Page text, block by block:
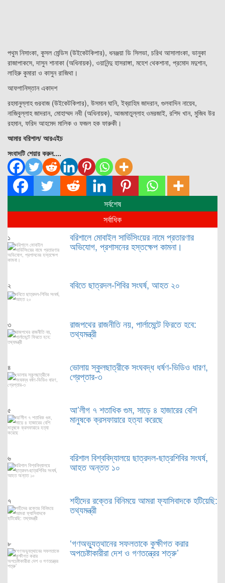
পথুম নিসাংকা, কুসল মেন্ডিস (উইকেটকিপার), ধনঞ্জয়া ডি সিলভা, চরিথ আসালাংকা, ভানুকা
রাজাপাকসে, দাসুন শানাকা (অধিনায়ক), ওয়ানিন্দু হাসরাঙ্গা, মহেশ থেকশানা, প্রমোদ মদুশান,
লাহিরু কুমারা ও কাসুন রাজিথা।
আফগানিস্তান একাদশ
রহমানুল্লাহ গুরবাজ (উইকেটকিপার), উসমান ঘানি, ইব্রাহিম জাদরান, গুলবাদিন নায়েব,
নাজিবুল্লাহ জাদরান, মোহাম্মদ নবী (অধিনায়ক), আজমাতুল্লাহ ওমরজাই, রশিদ খান, মুজিব উর
রহমান, ফরিদ আহমেদ মালিক ও ফজল হক ফারুকী।
আমার বরিশাল/ আরএইচ
সংবাদটি শেয়ার করুন....
সর্বশেষ
সর্বাধিক
১ বরিশালে মোবাইল সার্ভিসিংয়ের নামে প্রতারণার
অভিযোগ, প্রশাসনের হস্তক্ষেপ কামনা।
২ ববিতে ছাত্রদল-শিবির সংঘর্ষ, আহত ২০
৩ রাজপথের রাজনীতি নয়, পার্লামেন্টে ফিরতে হবে:
তথ্যমন্ত্রী
৪ ভোলায় স্কুলছাত্রীকে সংঘবদ্ধ ধর্ষণ-ভিডিও ধারণ,
গ্রেপ্তার-৩
৫ আ’লীগ ৭ শতাধিক গুম, সাড়ে ৪ হাজারের বেশি
মানুষকে ক্রসফায়ারে হত্যা করেছে
৬ বরিশাল বিশ্ববিদ্যালয়ে ছাত্রদল-ছাত্রশিবির সংঘর্ষ,
আহত অন্তত ১০
৭ শহীদের রক্তের বিনিময়ে আমরা ফ্যাসিবাদকে হটিয়েছি:
তথ্যমন্ত্রী
৮ ‘গণঅভ্যুত্থানের সফলতাকে কুক্ষীগত করার
অপচেষ্টাকারীরা দেশ ও গণতন্ত্রের শত্রু’